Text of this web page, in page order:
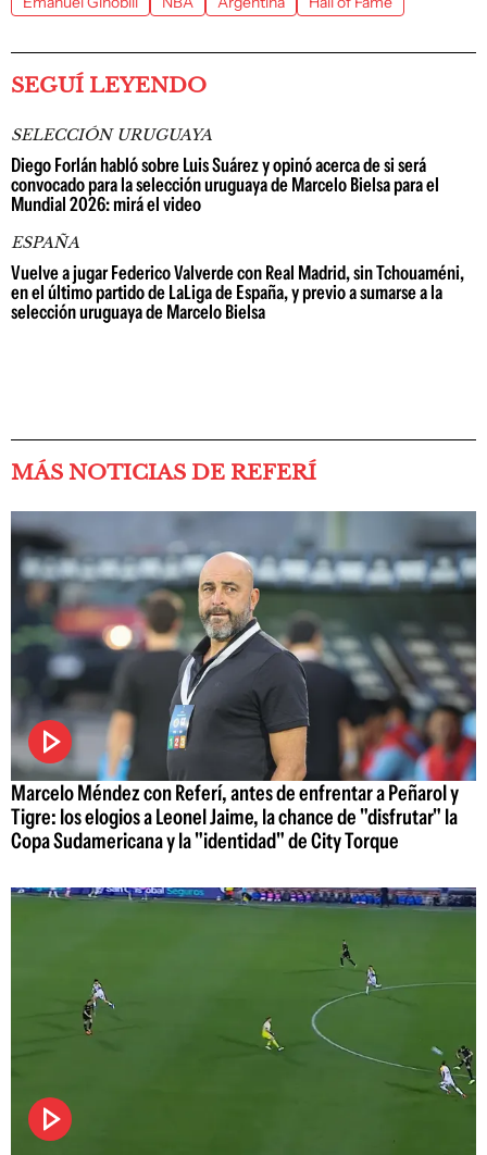
SEGUÍ LEYENDO
SELECCIÓN URUGUAYA
Diego Forlán habló sobre Luis Suárez y opinó acerca de si será
convocado para la selección uruguaya de Marcelo Bielsa para el
Mundial 2026: mirá el video
ESPAÑA
Vuelve a jugar Federico Valverde con Real Madrid, sin Tchouaméni,
en el último partido de LaLiga de España, y previo a sumarse a la
selección uruguaya de Marcelo Bielsa
MÁS NOTICIAS DE REFERÍ
Marcelo Méndez con Referí, antes de enfrentar a Peñarol y
Tigre: los elogios a Leonel Jaime, la chance de "disfrutar" la
Copa Sudamericana y la "identidad" de City Torque